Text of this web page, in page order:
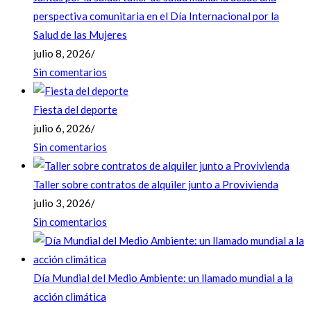
perspectiva comunitaria en el Día Internacional por la
Salud de las Mujeres
julio 8, 2026/
Sin comentarios
Fiesta del deporte
julio 6, 2026/
Sin comentarios
Taller sobre contratos de alquiler junto a Provivienda
julio 3, 2026/
Sin comentarios
Día Mundial del Medio Ambiente: un llamado mundial a la
acción climática